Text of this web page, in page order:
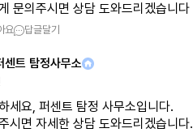
문의주시면 상담 도와드리겠습니다
요 답글달기
센트 탐정사무소
세요, 퍼센트 탐정 사무소입니다.
시면 자세한 상담 도와드리겠습니다.